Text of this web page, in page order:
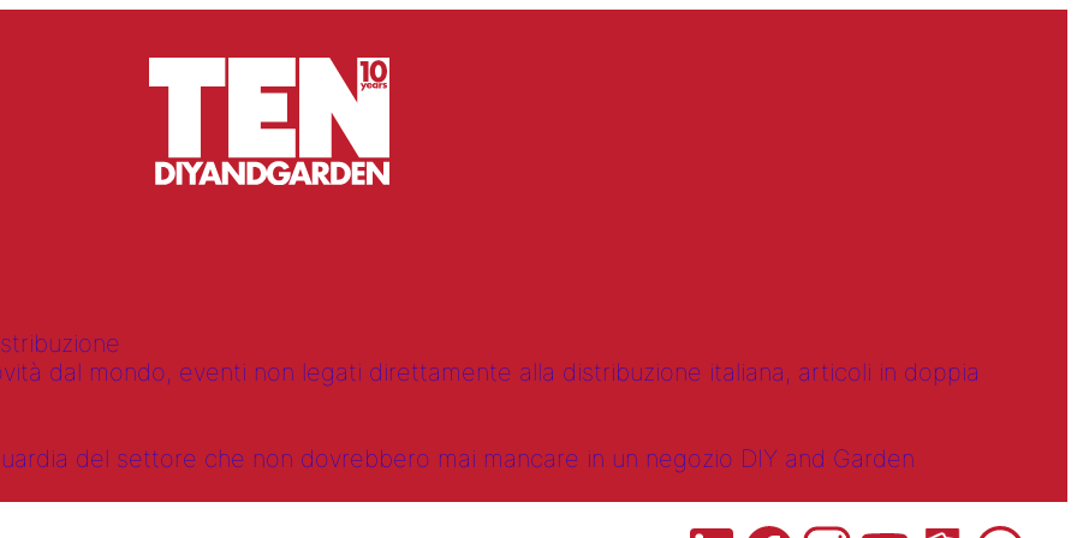
dal mondo, eventi non legati direttamente alla distribuzione italiana, articoli in doppia
del settore che non dovrebbero mai mancare in un negozio DIY and Garden